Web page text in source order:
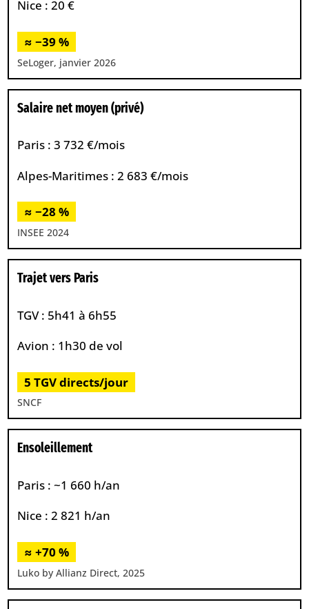
Nice : 20 €
≈ −39 %
SeLoger, janvier 2026
Salaire net moyen (privé)
Paris : 3 732 €/mois
Alpes-Maritimes : 2 683 €/mois
≈ −28 %
INSEE 2024
Trajet vers Paris
TGV : 5h41 à 6h55
Avion : 1h30 de vol
5 TGV directs/jour
SNCF
Ensoleillement
Paris : ~1 660 h/an
Nice : 2 821 h/an
≈ +70 %
Luko by Allianz Direct, 2025